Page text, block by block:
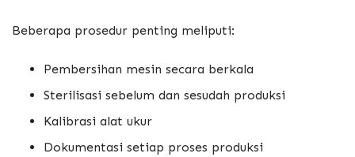
Beberapa prosedur penting meliputi:
Pembersihan mesin secara berkala
Sterilisasi sebelum dan sesudah produksi
Kalibrasi alat ukur
Dokumentasi setiap proses produksi